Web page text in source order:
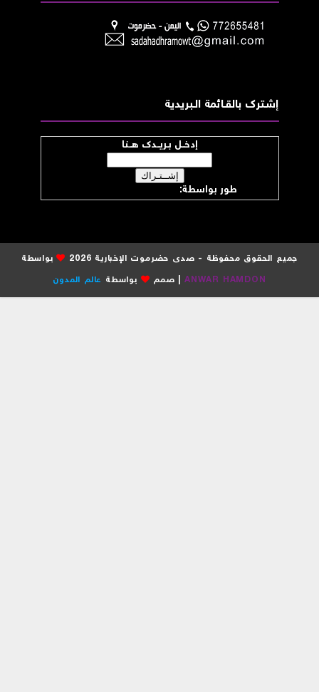
إشــترك بالقـــائمة الــبريدية
إدخــل بـريــدك هــنا
طور بواسطة:موقع صدى حضرموت
جميع الحقوق محفوظة - صدى حضرموت الإخبارية 2026
بواسطة
ANWAR HAMDON| صمم بواسطةعالم المدون